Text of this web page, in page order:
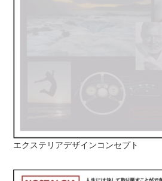
エクステリアデザインコンセプト